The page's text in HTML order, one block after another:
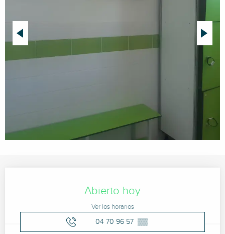
Abierto hoy
Ver los horarios
04 70 96 57 ▒▒